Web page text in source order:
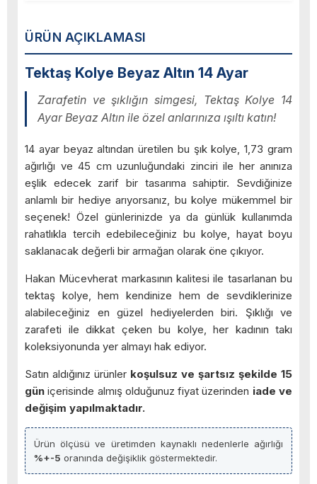
ÜRÜN AÇIKLAMASI
Tektaş Kolye Beyaz Altın 14 Ayar
Zarafetin ve şıklığın simgesi, Tektaş Kolye 14
Ayar Beyaz Altın ile özel anlarınıza ışıltı katın!
14 ayar beyaz altından üretilen bu şık kolye, 1,73 gram
ağırlığı ve 45 cm uzunluğundaki zinciri ile her anınıza
eşlik edecek zarif bir tasarıma sahiptir. Sevdiğinize
anlamlı bir hediye arıyorsanız, bu kolye mükemmel bir
seçenek! Özel günlerinizde ya da günlük kullanımda
rahatlıkla tercih edebileceğiniz bu kolye, hayat boyu
saklanacak değerli bir armağan olarak öne çıkıyor.
Hakan Mücevherat markasının kalitesi ile tasarlanan bu
tektaş kolye, hem kendinize hem de sevdiklerinize
alabileceğiniz en güzel hediyelerden biri. Şıklığı ve
zarafeti ile dikkat çeken bu kolye, her kadının takı
koleksiyonunda yer almayı hak ediyor.
Satın aldığınız ürünler koşulsuz ve şartsız şekilde 15
gün içerisinde almış olduğunuz fiyat üzerinden iade ve
değişim yapılmaktadır.
Ürün ölçüsü ve üretimden kaynaklı nedenlerle ağırlığı
%+-5 oranında değişiklik göstermektedir.